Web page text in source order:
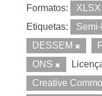
Formatos: XLSX
Etiquetas:
DESSEM
ONS
Creative